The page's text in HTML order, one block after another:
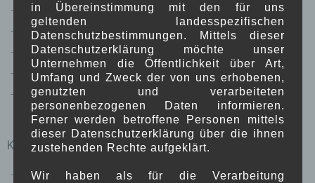
Dezember 2020
Oktober 2020
September 2020
August 2020
Mai 2016
KATEGORIEN
Gemälde
in Übereinstimmung mit den für uns
geltenden landesspezifischen
Datenschutzbestimmungen. Mittels dieser
Datenschutzerklärung möchte unser
Unternehmen die Öffentlichkeit über Art,
Umfang und Zweck der von uns erhobenen,
genutzten und verarbeiteten
personenbezogenen Daten informieren.
Ferner werden betroffene Personen mittels
dieser Datenschutzerklärung über die ihnen
zustehenden Rechte aufgeklärt.
Wir haben als für die Verarbeitung